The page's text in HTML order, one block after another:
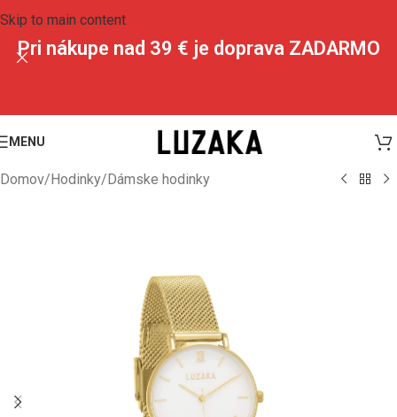
Skip to main content
Pri nákupe nad 39 € je doprava ZADARMO
MENU
Domov/Hodinky/Dámske hodinky